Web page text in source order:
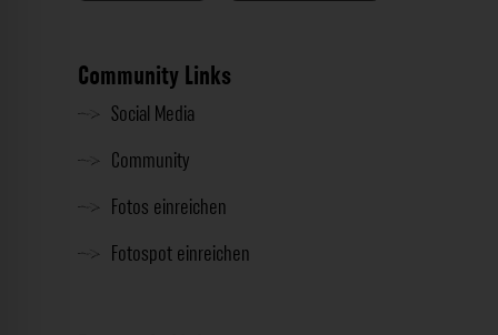
Community Links
Social Media
Community
Fotos einreichen
Fotospot einreichen